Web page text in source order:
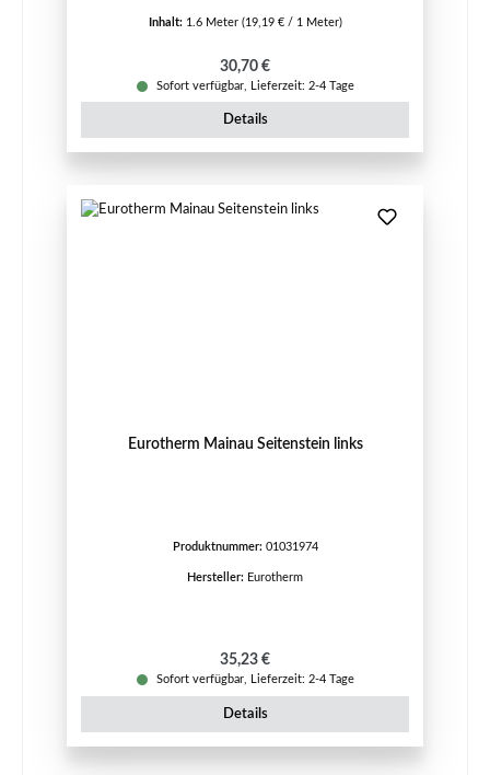
Inhalt: 1.6 Meter (19,19 € / 1 Meter)
Regulärer Preis:
30,70 €
Sofort verfügbar, Lieferzeit: 2-4 Tage
Details
Eurotherm Mainau Seitenstein links
Produktnummer: 01031974
Hersteller: Eurotherm
Regulärer Preis:
35,23 €
Sofort verfügbar, Lieferzeit: 2-4 Tage
Details